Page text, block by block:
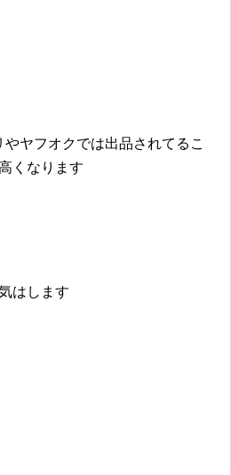
ヤフオクでは出品されてるこ
くなります
はします